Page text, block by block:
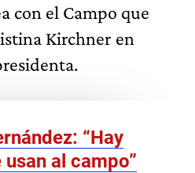
con el Campo que
Kirchner en
“Hay
al campo”